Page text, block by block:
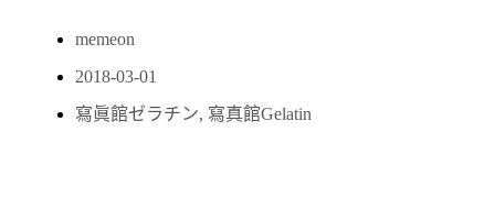
memeon
2018-03-01
寫眞館ゼラチン, 寫真館Gelatin